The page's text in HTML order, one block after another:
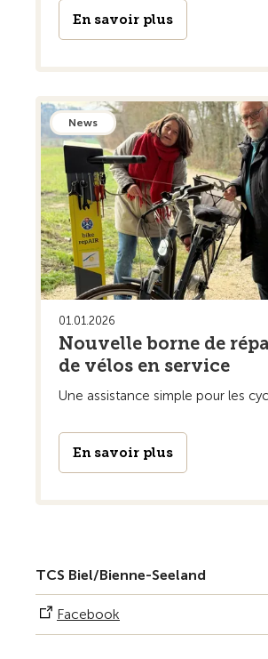
En savoir plus
News
01.01.2026
Nouvelle borne de
de vélos en service
Une assistance simple pour les
En savoir plus
TCS Biel/Bienne-Seeland
Facebook